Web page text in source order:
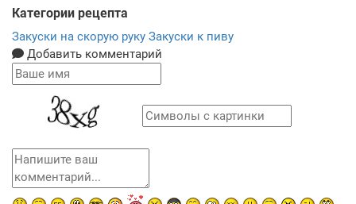
Категории рецепта
Закуски на скорую руку Закуски к пиву
Добавить комментарий